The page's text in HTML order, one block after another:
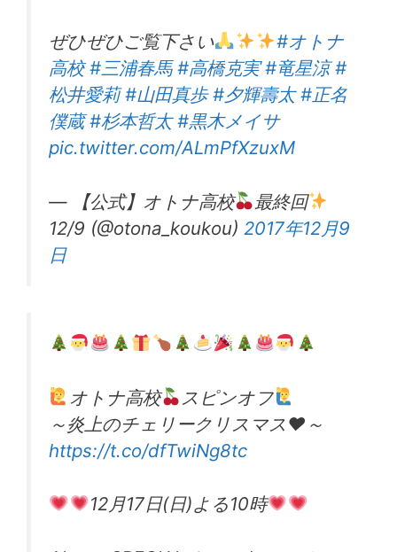
ぜひぜひご覧下さい
#オトナ
高校 #三浦春馬 #高橋克実 #竜星涼 #
松井愛莉 #山田真歩 #夕輝壽太 #正名
僕蔵 #杉本哲太 #黒木メイサ
pic.twitter.com/ALmPfXzuxM
— 【公式】オトナ高校
最終回
12/9 (@otona_koukou) 2017年12月9
日
オトナ高校
スピンオフ
～炎上のチェリークリスマス♥～
https://t.co/dfTwiNg8tc
12月17日(日)よる10時